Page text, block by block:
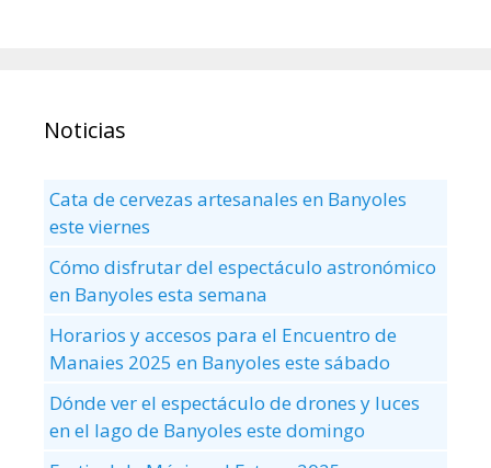
Noticias
Cata de cervezas artesanales en Banyoles
este viernes
Cómo disfrutar del espectáculo astronómico
en Banyoles esta semana
Horarios y accesos para el Encuentro de
Manaies 2025 en Banyoles este sábado
Dónde ver el espectáculo de drones y luces
en el lago de Banyoles este domingo